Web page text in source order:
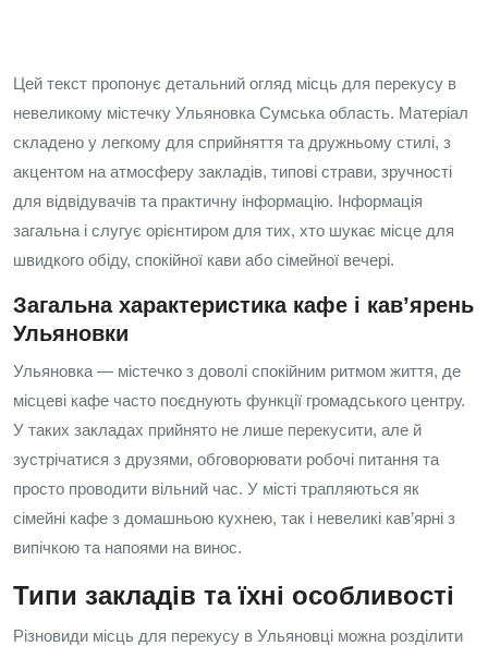
Цей текст пропонує детальний огляд місць для перекусу в
невеликому містечку Ульяновка Сумська область. Матеріал
складено у легкому для сприйняття та дружньому стилі, з
акцентом на атмосферу закладів, типові страви, зручності
для відвідувачів та практичну інформацію. Інформація
загальна і слугує орієнтиром для тих, хто шукає місце для
швидкого обіду, спокійної кави або сімейної вечері.
Загальна характеристика кафе і кав’ярень
Ульяновки
Ульяновка — містечко з доволі спокійним ритмом життя, де
місцеві кафе часто поєднують функції громадського центру.
У таких закладах прийнято не лише перекусити, але й
зустрічатися з друзями, обговорювати робочі питання та
просто проводити вільний час. У місті трапляються як
сімейні кафе з домашньою кухнею, так і невеликі кав’ярні з
випічкою та напоями на винос.
Типи закладів та їхні особливості
Різновиди місць для перекусу в Ульяновці можна розділити